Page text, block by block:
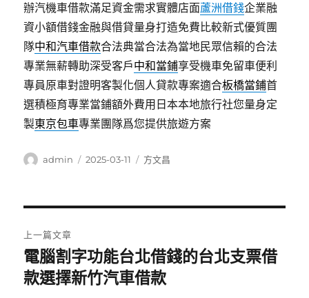
辦汽機車借款滿足資金需求實體店面蘆洲借錢企業融
資小額借錢金融與借貸量身打造免費比較新式優質團
隊中和汽車借款合法典當合法為當地民眾信賴的合法
專業無薪轉助深受客戶中和當鋪享受機車免留車便利
專員原車對證明客製化個人貸款專案適合板橋當鋪首
選積極育專業當鋪額外費用日本本地旅行社您量身定
製東京包車專業團隊爲您提供旅遊方案
作
admin
發
2025-03-11
分
方文昌
章
導
上一篇文章
上
一
電腦割字功能台北借錢的台北支票借
款選擇新竹汽車借款